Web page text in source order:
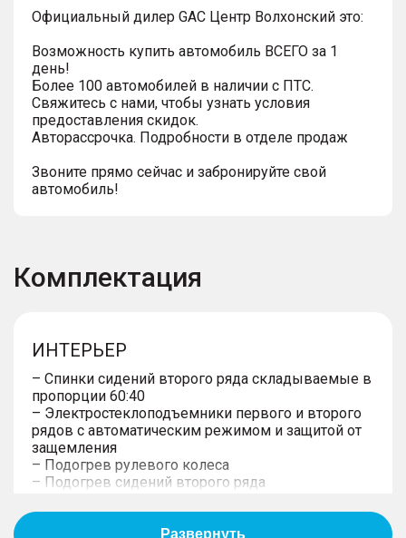
Официальный дилер GAC Центр Волхонский это:
Возможность купить автомобиль ВСЕГО за 1
день!
Более 100 автомобилей в наличии с ПТС.
Свяжитесь с нами, чтобы узнать условия
предоставления скидок.
Авторассрочка. Подробности в отделе продаж
Звоните прямо сейчас и забронируйте свой
автомобиль!
Комплектация
ИНТЕРЬЕР
– Спинки сидений второго ряда складываемые в
пропорции 60:40
– Электростеклоподъемники первого и второго
рядов с автоматическим режимом и защитой от
защемления
– Подогрев рулевого колеса
– Подогрев сидений второго ряда
– Центральный подголовник второго ряда
– Передние солнцезащитные козырьки (с